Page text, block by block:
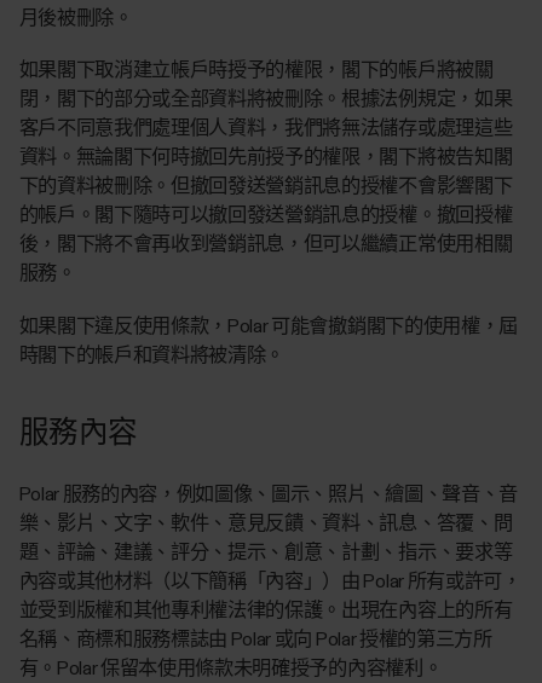
月後被刪除。
如果閣下取消建立帳戶時授予的權限，閣下的帳戶將被關
閉，閣下的部分或全部資料將被刪除。根據法例規定，如果
客戶不同意我們處理個人資料，我們將無法儲存或處理這些
資料。無論閣下何時撤回先前授予的權限，閣下將被告知閣
下的資料被刪除。但撤回發送營銷訊息的授權不會影響閣下
的帳戶。閣下隨時可以撤回發送營銷訊息的授權。撤回授權
後，閣下將不會再收到營銷訊息，但可以繼續正常使用相關
服務。
如果閣下違反使用條款，Polar 可能會撤銷閣下的使用權，屆
時閣下的帳戶和資料將被清除。
服務內容
Polar 服務的內容，例如圖像、圖示、照片、繪圖、聲音、音
樂、影片、文字、軟件、意見反饋、資料、訊息、答覆、問
題、評論、建議、評分、提示、創意、計劃、指示、要求等
內容或其他材料（以下簡稱「內容」）由 Polar 所有或許可，
並受到版權和其他專利權法律的保護。出現在內容上的所有
名稱、商標和服務標誌由 Polar 或向 Polar 授權的第三方所
有。Polar 保留本使用條款未明確授予的內容權利。